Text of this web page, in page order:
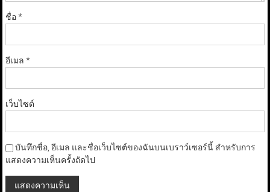
ชื่อ*
อีเมล *
เว็บไซต์
บันทึกชื่อ, อีเมล และชื่อเว็บไซต์ของฉันบนเบราว์เซอร์นี้ สำหรับการ
แสดงความเห็นครั้งถัดไป